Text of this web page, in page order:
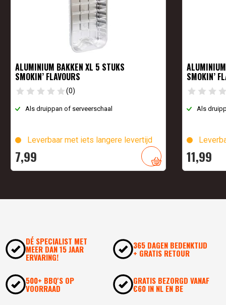
ALUMINIUM BAKKEN XL 5 STUKS
SMOKIN’ FLAVOURS
(0)
Als druippan of serveerschaal
Leverbaar met iets langere levertijd
7,99
SMOKIN’
Als
11,99
DÉ SPECIALIST MET
MEER DAN 15 JAAR
ERVARING!
365 DAGEN BEDENKTIJD
+ GRATIS RETOUR
500+ BBQ'S OP
VOORRAAD
GRATIS BEZORGD VANAF
€60 IN NL EN BE